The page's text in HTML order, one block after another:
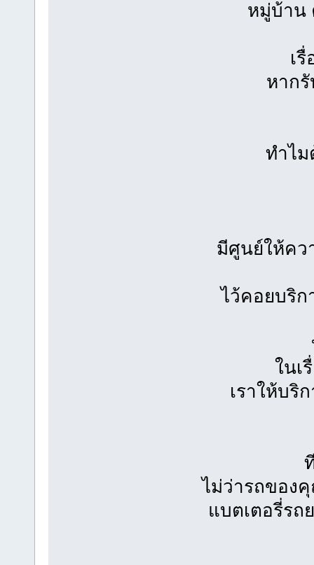
หมู่บ้าน
เ
หาก
ทำไม
มีศูนย์ให้คว
ไว้คอยบริ
ในเ
เราให้บริ
ไม่ว่ารถของ
แบตเตอรี่ร